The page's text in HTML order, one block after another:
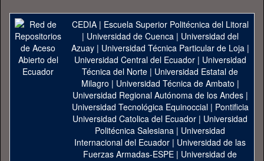
CEDIA| Escuela Superior Politécnica del Litoral
| Universidad de Cuenca| Universidad del
Azuay| Universidad Técnica Particular de Loja|
Universidad Central del Ecuador| Universidad
Técnica del Norte | Universidad Estatal de
Milagro | Universidad Técnica de Ambato |
Universidad Regional Autónoma de los Andes|
Universidad Tecnológica Equinoccial| Pontificia
Universidad Catolica del Ecuador | Universidad
Politécnica Salesiana | Universidad
Internacional del Ecuador | Universidad de las
Fuerzas Armadas-ESPE | Universidad de